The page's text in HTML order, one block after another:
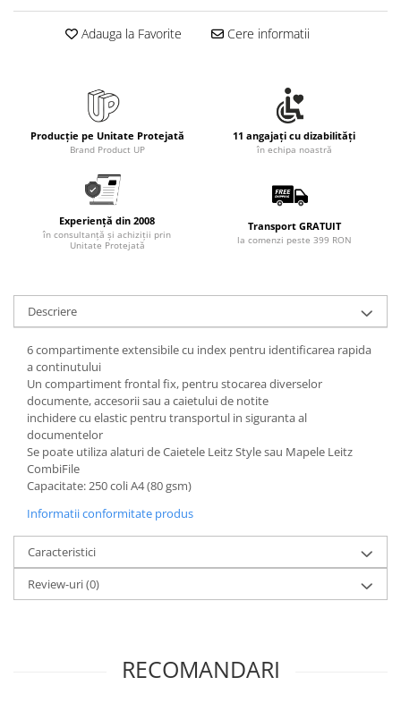
Carioci si creioane colorate
Rezerve instrumente scris
Foarfece pentru birou
Curatenie si igiena
Articole pentru baie
Articole pentru bucatarie
Maturi, mopuri si galeti
dispensere
Articole pentru rufe, casa,
Articole pentru birou, suprafete,
pardoseli
Intretinere si odorizante masina
Saci de gunoi
Accesorii pentru curatenie
Tipografie si stampile
Formulare tipizate
Caiete si blocnotesuri
personalizate
Stampile, tusiere si tus
Adauga la Favorite Cere informatii
Producție pe Unitate Protejată
Brand Product UP
11 angajați cu dizabilități
în echipa noastră
Experiență din 2008
în consultanță și achiziții prin
Unitate Protejată
Transport GRATUIT
la comenzi peste 399 RON
Descriere
6 compartimente extensibile cu index pentru identificarea rapida
a continutului
Un compartiment frontal fix, pentru stocarea diverselor
documente, accesorii sau a caietului de notite
inchidere cu elastic pentru transportul in siguranta al
documentelor
Se poate utiliza alaturi de Caietele Leitz Style sau Mapele Leitz
CombiFile
Capacitate: 250 coli A4 (80 gsm)
Informatii conformitate produs
Caracteristici
Review-uri(0)
RECOMANDARI